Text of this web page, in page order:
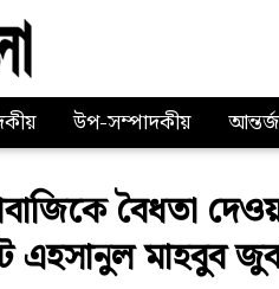
উপ-সম্পাদকীয়
বৈধতা
এহসানুল মাহবুব